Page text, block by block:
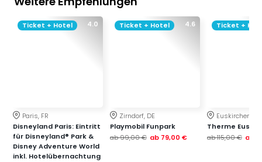
4.0
Ticket + Hotel
Paris, FR
Disneyland Paris: Eintritt
für Disneyland® Park &
Disney Adventure World
inkl. Hotelübernachtung
4.6
Ticket + Hotel
Zirndorf, DE
Playmobil Funpark
ab99,00 € ab 79,00 €
Ticket +
Euskirchen, DE
Therme
ab115,00 € ab